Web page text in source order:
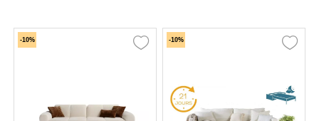
-10% -10%